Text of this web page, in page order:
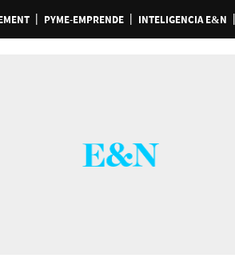
PYME-EMPRENDE INTELIGENCIA E&N